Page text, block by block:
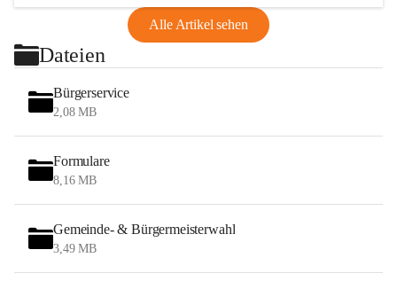
Alle Artikel sehen
Dateien
Bürgerservice
2,08 MB
Formulare
8,16 MB
Gemeinde- & Bürgermeisterwahl
3,49 MB